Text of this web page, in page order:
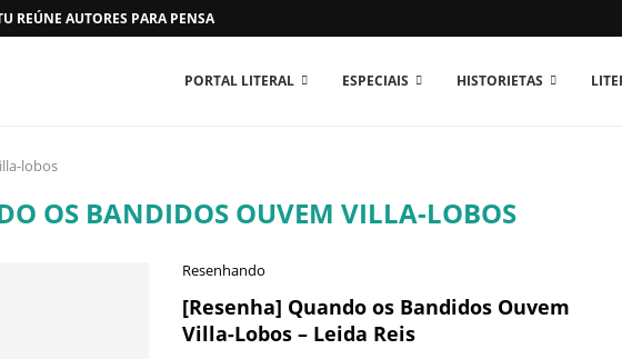
REÚNE AUTORES PARA PENSAR O MUNDO...
PORTAL LITERAL ESPECIAIS HISTORIETAS
lobos
OS BANDIDOS OUVEM VILLA-LOBOS
Resenhando
[Resenha] Quando os Bandidos Ouvem
Villa-Lobos – Leida Reis